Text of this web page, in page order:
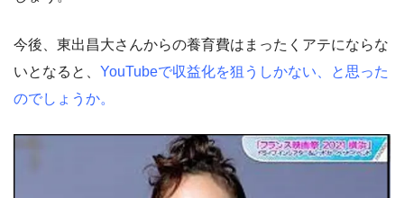
今後、東出昌大さんからの養育費はまったくアテにならな
いとなると、 YouTubeで収益化を狙うしかない、と思った
のでしょうか。